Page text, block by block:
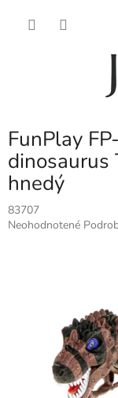
FunPlay
dinosaurus
hnedý
83707
Priemerné
Neohodnotené